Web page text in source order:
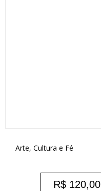
Arte, Cultura e Fé
R$ 120,00